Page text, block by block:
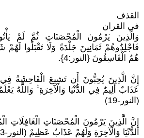
القذف
في القران
وَالَّذِينَ يَرْمُونَ الْمُحْصَنَاتِ ثُمَّ لَمْ
فَاجْلِدُوهُمْ ثَمَانِينَ جَلْدَةً وَلَا تَقْبَلُوا لَهُمْ
هُمُ الْفَاسِقُونَ {النور:4}.
إِنَّ الَّذِينَ يُحِبُّونَ أَن تَشِيعَ الْفَاحِشَةُ فِي
عَذَابٌ أَلِيمٌ فِي الدُّنْيَا وَالْآخِرَةِ ۚ وَاللَّهُ
(النور-19)
إِنَّ الَّذِينَ يَرْمُونَ الْمُحْصَنَاتِ الْغَافِلَاتِ
الدُّنْيَا وَالْآخِرَةِ وَلَهُمْ عَذَابٌ عَظِيمٌ (النور-23)